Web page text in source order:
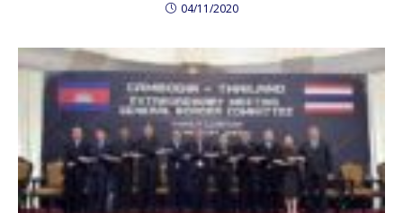
04/11/2020